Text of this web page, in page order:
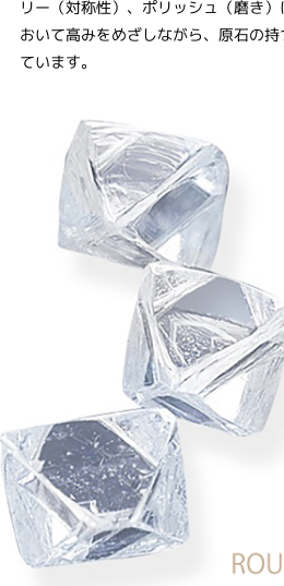
リー（対称性）、ポリッシュ（磨き
おいて高みをめざしながら、原石の
ています。